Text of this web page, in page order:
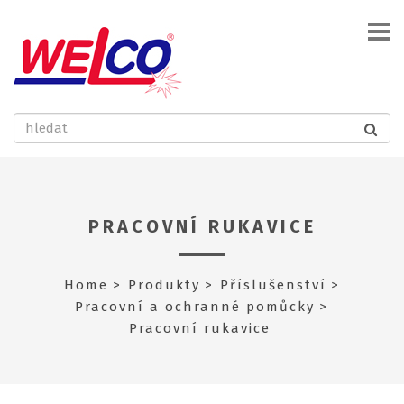
PRACOVNÍ RUKAVICE
Home Produkty
Příslušenství
Pracovní a ochranné pomůcky
Pracovní rukavice